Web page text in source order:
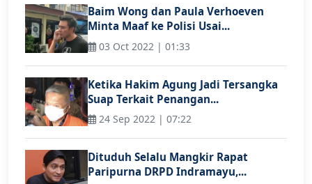
Baim Wong dan Paula Verhoeven
Minta Maaf ke Polisi Usai...
03 Oct 2022 | 01:33
Ketika Hakim Agung Jadi Tersangka
Suap Terkait Penangan...
24 Sep 2022 | 07:22
Dituduh Selalu Mangkir Rapat
Paripurna DRPD Indramayu,...